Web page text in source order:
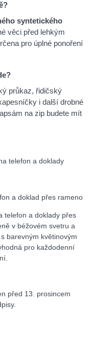
syntetického
věci před lehkým
pro úplné ponoření
průkaz, řidičský
i další drobné
na zip budete mít
před 13. prosincem